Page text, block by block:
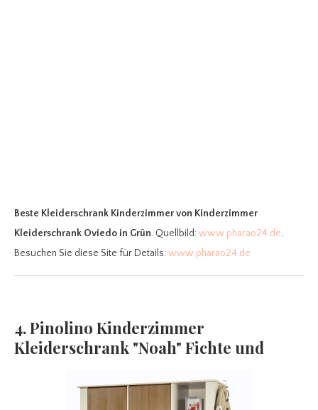
Beste Kleiderschrank Kinderzimmervon Kinderzimmer
Kleiderschrank Oviedo in Grün. Quellbild:www.pharao24.de.
Besuchen Sie diese Site für Details:www.pharao24.de
4. Pinolino Kinderzimmer
Kleiderschrank "Noah" Fichte und